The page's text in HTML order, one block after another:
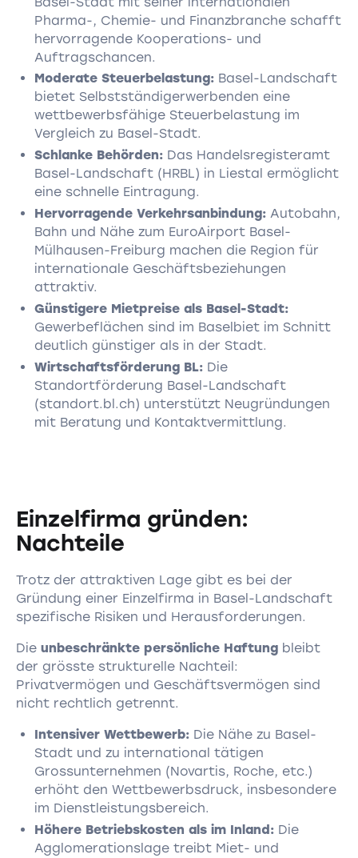
Pharma-, Chemie- und Finanzbranche schafft
hervorragende Kooperations- und
Auftragschancen.
Moderate Steuerbelastung: Basel-Landschaft
bietet Selbstständigerwerbenden eine
wettbewerbsfähige Steuerbelastung im
Vergleich zu Basel-Stadt.
Schlanke Behörden: Das Handelsregisteramt
Basel-Landschaft (HRBL) in Liestal ermöglicht
eine schnelle Eintragung.
Hervorragende Verkehrsanbindung: Autobahn,
Bahn und Nähe zum EuroAirport Basel-
Mülhausen-Freiburg machen die Region für
internationale Geschäftsbeziehungen
attraktiv.
Günstigere Mietpreise als Basel-Stadt:
Gewerbeflächen sind im Baselbiet im Schnitt
deutlich günstiger als in der Stadt.
Wirtschaftsförderung BL: Die
Standortförderung Basel-Landschaft
(standort.bl.ch) unterstützt Neugründungen
mit Beratung und Kontaktvermittlung.
Einzelfirma gründen:
Nachteile
Trotz der attraktiven Lage gibt es bei der
Gründung einer Einzelfirma in Basel-Landschaft
spezifische Risiken und Herausforderungen.
Die unbeschränkte persönliche Haftungbleibt
der grösste strukturelle Nachteil:
Privatvermögen und Geschäftsvermögen sind
nicht rechtlich getrennt.
Intensiver Wettbewerb: Die Nähe zu Basel-
Stadt und zu international tätigen
Grossunternehmen (Novartis, Roche, etc.)
erhöht den Wettbewerbsdruck, insbesondere
im Dienstleistungsbereich.
Höhere Betriebskosten als im Inland: Die
Agglomerationslage treibt Miet- und